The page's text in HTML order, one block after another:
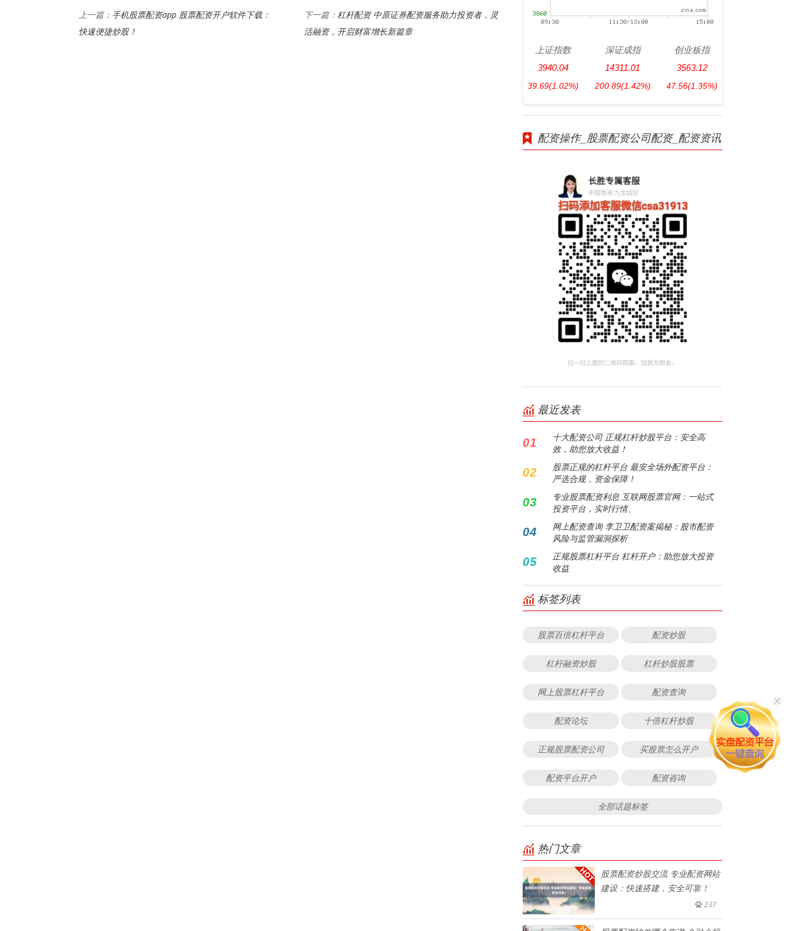
上一篇： 手机股票配资app 股票配资开户软件下载：
快速便捷炒股！
下一篇： 杠杆配资 中原证券配资服务助力投资者，灵
活融资，开启财富增长新篇章
上证指数
3940.04
39.69(1.02%)
深证成指
14311.01
200.89(1.42%)
创业板指
3563.12
47.56(1.35%)
配资操作_股票配资公司配资_配资资讯
最近发表
01
十大配资公司 正规杠杆炒股平台：安全高
效，助您放大收益！
02
股票正规的杠杆平台 最安全场外配资平台：
严选合规，资金保障！
03
专业股票配资利息 互联网股票官网：一站式
投资平台，实时行情、
04
网上配资查询 李卫卫配资案揭秘：股市配资
风险与监管漏洞探析
05
正规股票杠杆平台 杠杆开户：助您放大投资
收益
标签列表
股票百倍杠杆平台 配资炒股
杠杆融资炒股 杠杆炒股股票
网上股票杠杆平台 配资查询
配资论坛 十倍杠杆炒股
正规股票配资公司 买股票怎么开户
配资平台开户 配资咨询
全部话题标签
热门文章
股票配资炒股交流 专业配资网站
建设：快速搭建，安全可靠！
237